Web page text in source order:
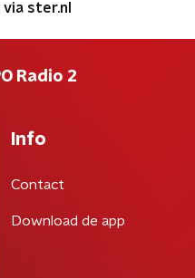
ster.nl
Radio 2
Info
Contact
Download de app